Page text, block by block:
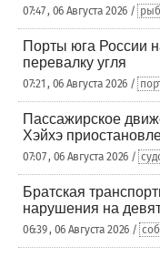
07:47 , 06 Августа 2026 /
Порты юга России
перевалку угля
07:21 , 06 Августа 2026 /
Пассажирское
Хэйхэ
07:07 , 06 Августа 2026 /
Братская
нарушения на
06:39 , 06 Августа 2026 /